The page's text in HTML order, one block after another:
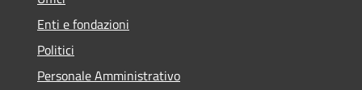
Enti e fondazioni
Politici
Personale Amministrativo